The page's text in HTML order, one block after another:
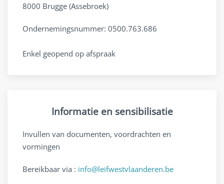
8000 Brugge (Assebroek)
Ondernemingsnummer: 0500.763.686
Enkel geopend op afspraak
Informatie en sensibilisatie
Invullen van documenten, voordrachten en
vormingen
Bereikbaar via : info@leifwestvlaanderen.be